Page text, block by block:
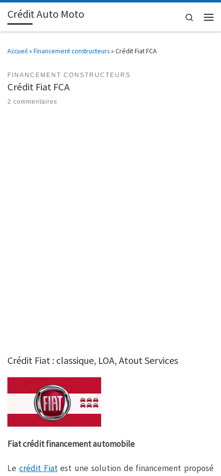
Passer au contenu
Crédit Auto Moto
Search
Accueil» Financement constructeurs» Crédit Fiat FCA
FINANCEMENT CONSTRUCTEURS
Crédit Fiat FCA
2 commentaires
Crédit Fiat : classique, LOA, Atout Services
Fiat crédit financement automobile
Le crédit Fiatest une solution de financement proposé